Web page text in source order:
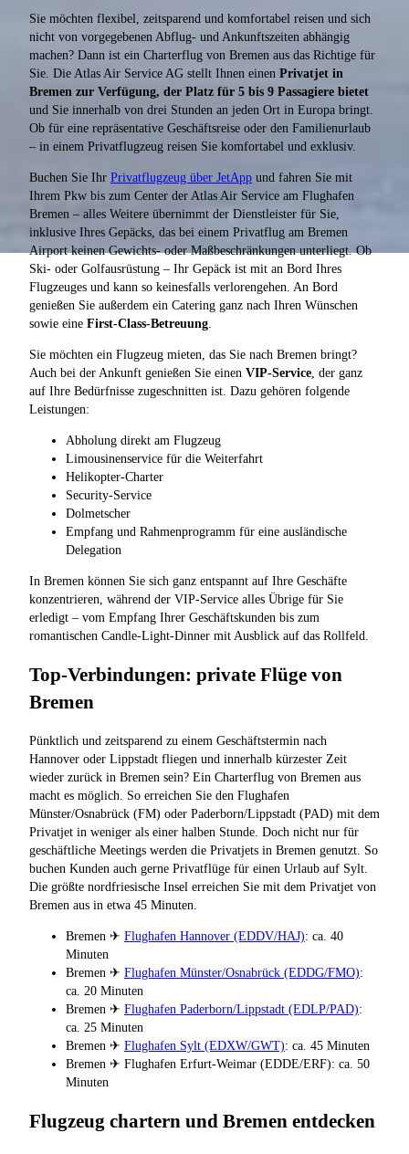
Sie möchten flexibel, zeitsparend und komfortabel reisen und sich
nicht von vorgegebenen Abflug- und Ankunftszeiten abhängig
machen? Dann ist ein Charterflug von Bremen aus das Richtige für
Sie. Die Atlas Air Service AG stellt Ihnen einen Privatjet in
Bremen zur Verfügung, der Platz für 5 bis 9 Passagiere bietet
und Sie innerhalb von drei Stunden an jeden Ort in Europa bringt.
Ob für eine repräsentative Geschäftsreise oder den Familienurlaub
– in einem Privatflugzeug reisen Sie komfortabel und exklusiv.
Buchen Sie Ihr Privatflugzeug über JetApp und fahren Sie mit
Ihrem Pkw bis zum Center der Atlas Air Service am Flughafen
Bremen – alles Weitere übernimmt der Dienstleister für Sie,
inklusive Ihres Gepäcks, das bei einem Privatflug am Bremen
Airport keinen Gewichts- oder Maßbeschränkungen unterliegt. Ob
Ski- oder Golfausrüstung – Ihr Gepäck ist mit an Bord Ihres
Flugzeuges und kann so keinesfalls verlorengehen. An Bord
genießen Sie außerdem ein Catering ganz nach Ihren Wünschen
sowie eine First-Class-Betreuung
Sie möchten ein Flugzeug mieten, das Sie nach Bremen bringt?
Auch bei der Ankunft genießen Sie einen VIP-Service , der ganz
auf Ihre Bedürfnisse zugeschnitten ist. Dazu gehören folgende
Leistungen:
Abholung direkt am Flugzeug
Limousinenservice für die Weiterfahrt
Helikopter-Charter
Security-Service
Dolmetscher
Empfang und Rahmenprogramm für eine ausländische
Delegation
In Bremen können Sie sich ganz entspannt auf Ihre Geschäfte
konzentrieren, während der VIP-Service alles Übrige für Sie
erledigt – vom Empfang Ihrer Geschäftskunden bis zum
romantischen Candle-Light-Dinner mit Ausblick auf das Rollfeld.
Top-Verbindungen: private Flüge von
Bremen
Pünktlich und zeitsparend zu einem Geschäftstermin nach
Hannover oder Lippstadt fliegen und innerhalb kürzester Zeit
wieder zurück in Bremen sein? Ein Charterflug von Bremen aus
macht es möglich. So erreichen Sie den Flughafen
Münster/Osnabrück (FM) oder Paderborn/Lippstadt (PAD) mit dem
Privatjet in weniger als einer halben Stunde. Doch nicht nur für
geschäftliche Meetings werden die Privatjets in Bremen genutzt. So
buchen Kunden auch gerne Privatflüge für einen Urlaub auf Sylt.
Die größte nordfriesische Insel erreichen Sie mit dem Privatjet von
Bremen aus in etwa 45 Minuten.
Bremen ✈ Flughafen Hannover (EDDV/HAJ): ca. 40
Minuten
Bremen ✈ Flughafen Münster/Osnabrück (EDDG/FMO):
ca. 20 Minuten
Bremen ✈ Flughafen Paderborn/Lippstadt (EDLP/PAD):
ca. 25 Minuten
Bremen ✈ Flughafen Sylt (EDXW/GWT): ca. 45 Minuten
Bremen ✈ Flughafen Erfurt-Weimar (EDDE/ERF): ca. 50
Minuten
Flugzeug chartern und Bremen entdecken